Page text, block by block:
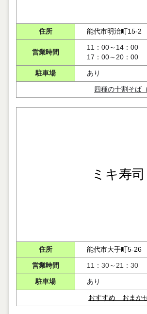
住所 能代市明治町15-2
営業時間
11：00～14：00
17：00～20：00
駐車場 あり
四種の十割そば
ミキ寿司
住所 能代市大手町5-26
営業時間 11：30～21：30
駐車場 あり
おすすめ おまか